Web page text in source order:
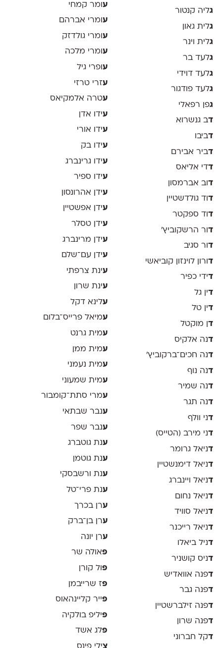
גליה קנטור
גלית גאון
גלית וינר
גלעד בר
גלעד דוידי
גלעד פודגור
גפן רפאלי
דב גנשרוא
דביבו
דביר אבירם
דדי אליאס
דוב אברמסון
דוד גולדשטיין
דוד ספקטר
דור הרשקוביץ׳
דור סגיב
דורון לוינזון קוביאשי
דידי כפיר
דין גל
דין טל
דן מוקטל
דנה אלקיס
דנה חכים־ברקוביץ׳
דנה נוף
דנה שמיר
דנה תגר
דני וולף
דני מירב (הטייס)
דניאל גרומר
דניאל דימנשטיין
דניאל ויינברג
דניאל נחום
דניאל סוויד
דניאל רייכנר
דניל ביאלו
דניס קושניר
דפנה אוואדיש
דפנה גבר
דפנה זילברשטיין
דפנה שרון
דקל חברוני
ע ומר קמחי
עומרי אברהם
ע ומרי גולדזק
עומרי מלכה
ע ופרי גיל
עזרי טרזי
עטרה אלמקיאס
עידו אדן
עידו אורי
עידו בק
עידו גרינברג
עידו ספיר
עידן אהרונסון
עידן אפשטיין
עידן טסלר
עידן מרינברג
עידן עם־שלם
עינת צרפתי
עינת שרון
עלינא דקל
עמיאל פרייס־בלום
עמית גרנט
עמית ממן
עמית נעמני
עמית שמעוני
עמרי סתת־קומבור
ענבר שבתאי
ענבר שפר
ענת גוטברג
ענת גוטמן
ענת ורשבסקי
ענת פרי־טל
ערן בכרך
ערן בן־ברק
ערן יונה
פאולה שר
פ ול קורן
פז שרייבמן
פייר קליינהאוס
פיליפ בולקיה
פלג אשד